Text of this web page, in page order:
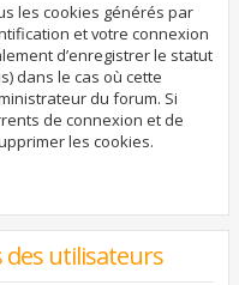
les cookies générés par
et votre connexion
d’enregistrer le statut
dans le cas où cette
du forum. Si
de connexion et de
les cookies.
utilisateurs